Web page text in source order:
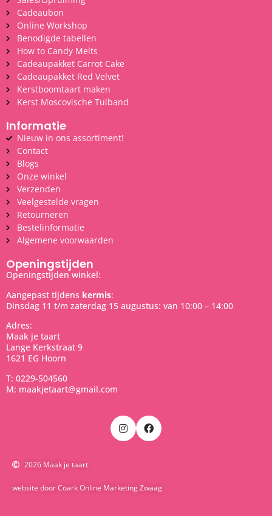
Cadeaubon
Online Workshop
Benodigde tabellen
How to Candy Melts
Cadeaupakket Carrot Cake
Cadeaupakket Red Velvet
Kerstboomtaart maken
Kerst Moscovische Tulband
Informatie
Nieuw in ons assortiment!
Contact
Blogs
Onze winkel
Verzenden
Veelgestelde vragen
Retourneren
Bestelinformatie
Algemene voorwaarden
Openingstijden
Openingstijden winkel:
Aangepast tijdens kermis:
Dinsdag 11 t/m zaterdag 15 augustus: van 10:00 – 14:00
Adres:
Maak je taart
Lange Kerkstraat 9
1621 EG Hoorn
T: 0229-504560
M: maakjetaart@gmail.com
2026 Maak je taart
website door Coark Online Marketing Zwaag